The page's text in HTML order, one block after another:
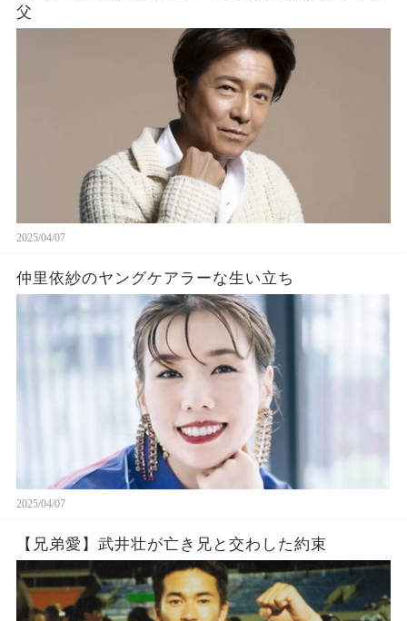
父
2025/04/07
仲里依紗のヤングケアラーな生い立ち
2025/04/07
【兄弟愛】武井壮が亡き兄と交わした約束